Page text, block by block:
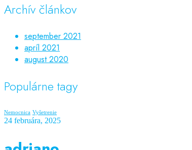
Archív článkov
september 2021
apríl 2021
august 2020
Populárne tagy
Nemocnica Vyšetrenie
24 februára, 2025